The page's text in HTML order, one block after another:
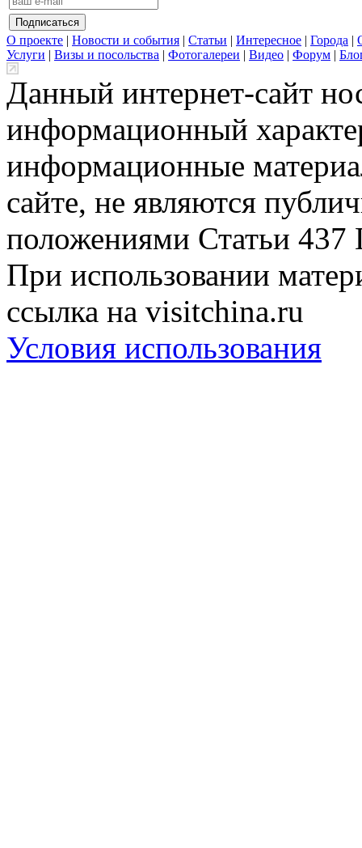
О проекте | Новости и события | Статьи | Интересное | Города |
Услуги | Визы и посольства | Фотогалереи | Видео | Форум |
Данный интернет-сайт
информационный
информационные
сайте, не являются
положениями Статьи 437
При использовании
ссылка на visitchina.ru
Условия использования